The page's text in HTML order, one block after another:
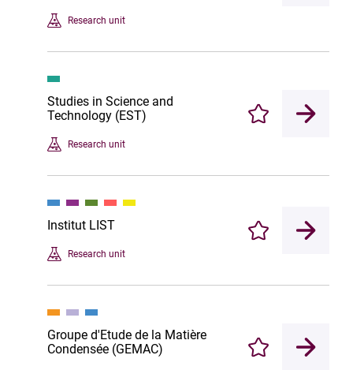
Research unit
Studies in Science and
Technology (EST)
Research unit
Enregistrer
Institut LIST
Research unit
Enregistrer
Groupe d'Etude de la Matière
Condensée (GEMAC)
Enregistrer